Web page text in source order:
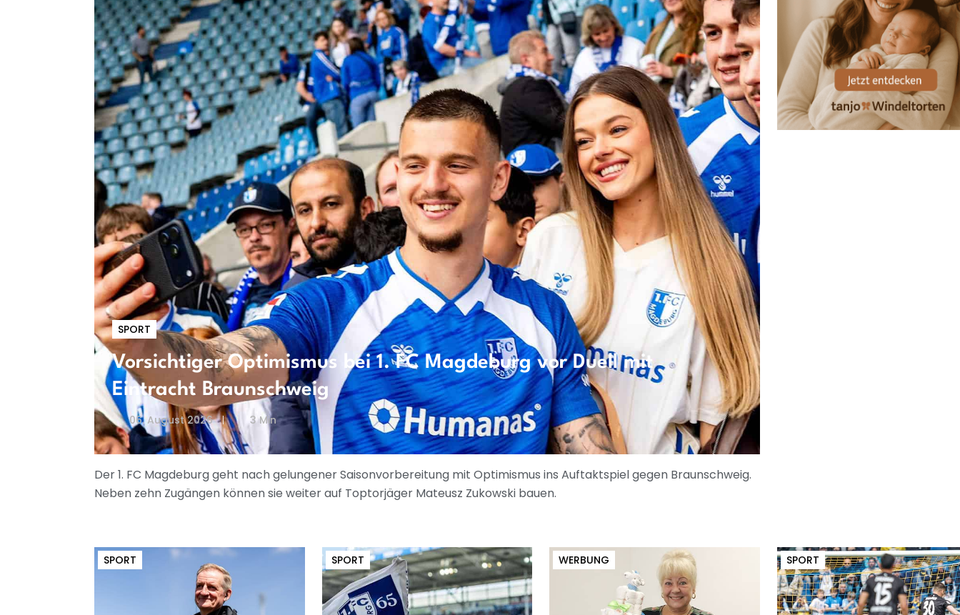
SPORT
Vorsichtiger Optimismus bei 1. FC Magdeburg vor Duell mit
Eintracht Braunschweig
06. August 2026 3 Min
Der 1. FC Magdeburg geht nach gelungener Saisonvorbereitung mit Optimismus ins Auftaktspiel gegen Braunschweig.
Neben zehn Zugängen können sie weiter auf Toptorjäger Mateusz Zukowski bauen.
SPORT SPORT WERBUNG SPORT